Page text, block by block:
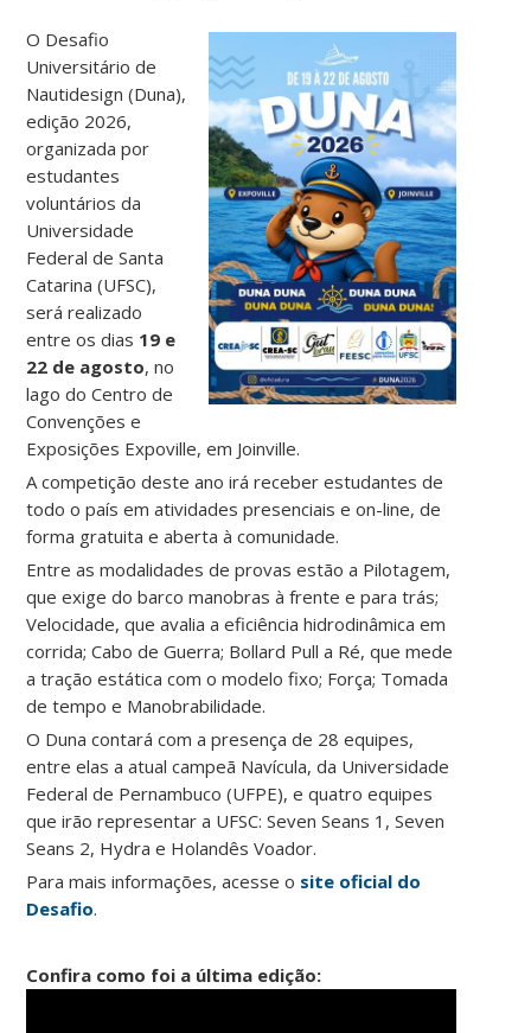
O Desafio
Universitário de
Nautidesign (Duna),
edição 2026,
organizada por
estudantes
voluntários da
Universidade
Federal de Santa
Catarina (UFSC),
será realizado
entre os dias 19 e
22 de agosto, no
lago do Centro de
Convenções e
Exposições Expoville, em Joinville.
A competição deste ano irá receber estudantes de
todo o país em atividades presenciais e on-line, de
forma gratuita e aberta à comunidade.
Entre as modalidades de provas estão a Pilotagem,
que exige do barco manobras à frente e para trás;
Velocidade, que avalia a eficiência hidrodinâmica em
corrida; Cabo de Guerra; Bollard Pull a Ré, que mede
a tração estática com o modelo fixo; Força; Tomada
de tempo e Manobrabilidade.
O Duna contará com a presença de 28 equipes,
entre elas a atual campeã Navícula, da Universidade
Federal de Pernambuco (UFPE), e quatro equipes
que irão representar a UFSC: Seven Seans 1, Seven
Seans 2, Hydra e Holandês Voador.
Para mais informações, acesse o site oficial do
Desafio.
Confira como foi a última edição: